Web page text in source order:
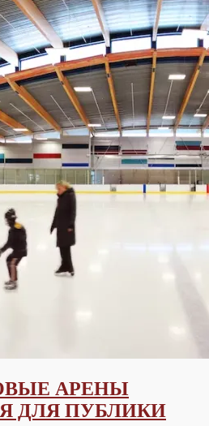
АРЕНЫ
ДЛЯ ПУБЛИКИ